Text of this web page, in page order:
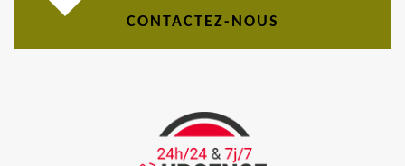
CONTACTEZ-NOUS